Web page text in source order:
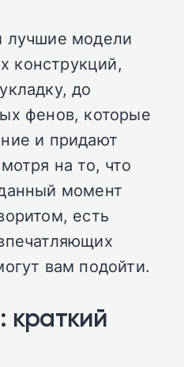
лучшие модели
конструкций,
до
фенов, которые
и придают
на то, что
момент
есть
вам подойти.